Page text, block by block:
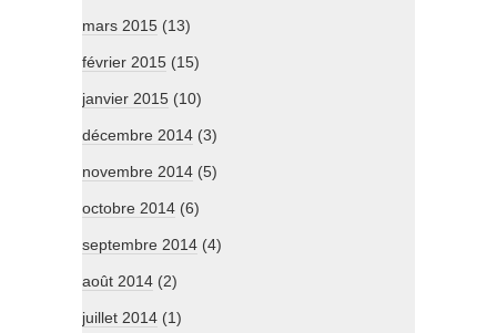
mars 2015 (13)
février 2015 (15)
janvier 2015 (10)
décembre 2014 (3)
novembre 2014 (5)
octobre 2014 (6)
septembre 2014 (4)
août 2014 (2)
juillet 2014 (1)